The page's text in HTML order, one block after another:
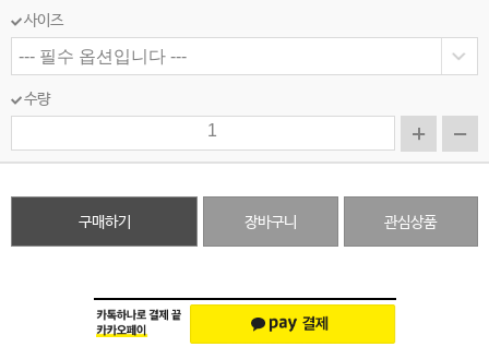
사이즈
수량
구매하기 장바구니 관심상품